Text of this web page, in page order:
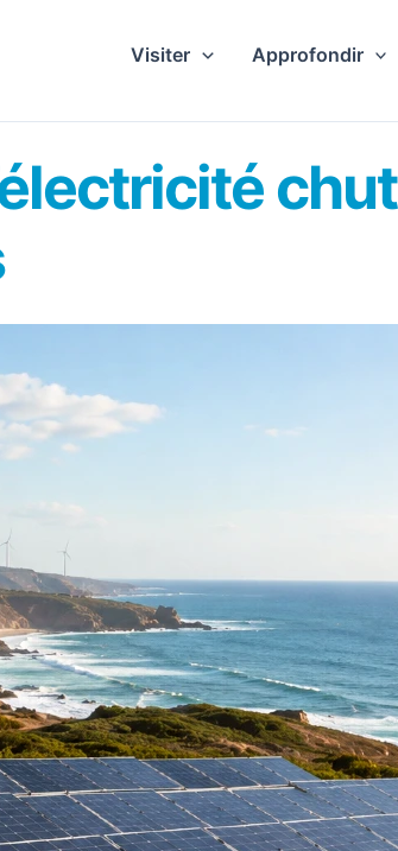
Visiter Approfondir